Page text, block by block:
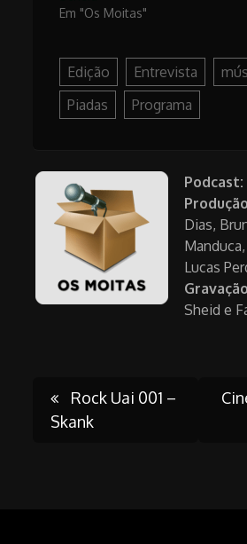
Em "Os Moitas"
Edição Entrevista
Piadas
Programa
Podcast:
Dias,
Lucas
Sheid e
Post
Rock Uai 001 –
Skank